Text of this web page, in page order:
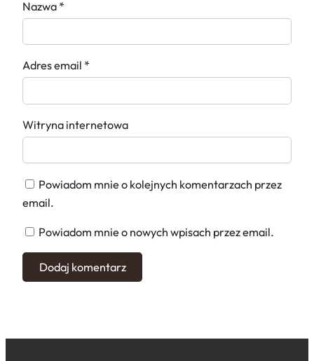
Nazwa *
Adres email *
Witryna internetowa
Powiadom mnie o kolejnych komentarzach przez
email.
Powiadom mnie o nowych wpisach przez email.